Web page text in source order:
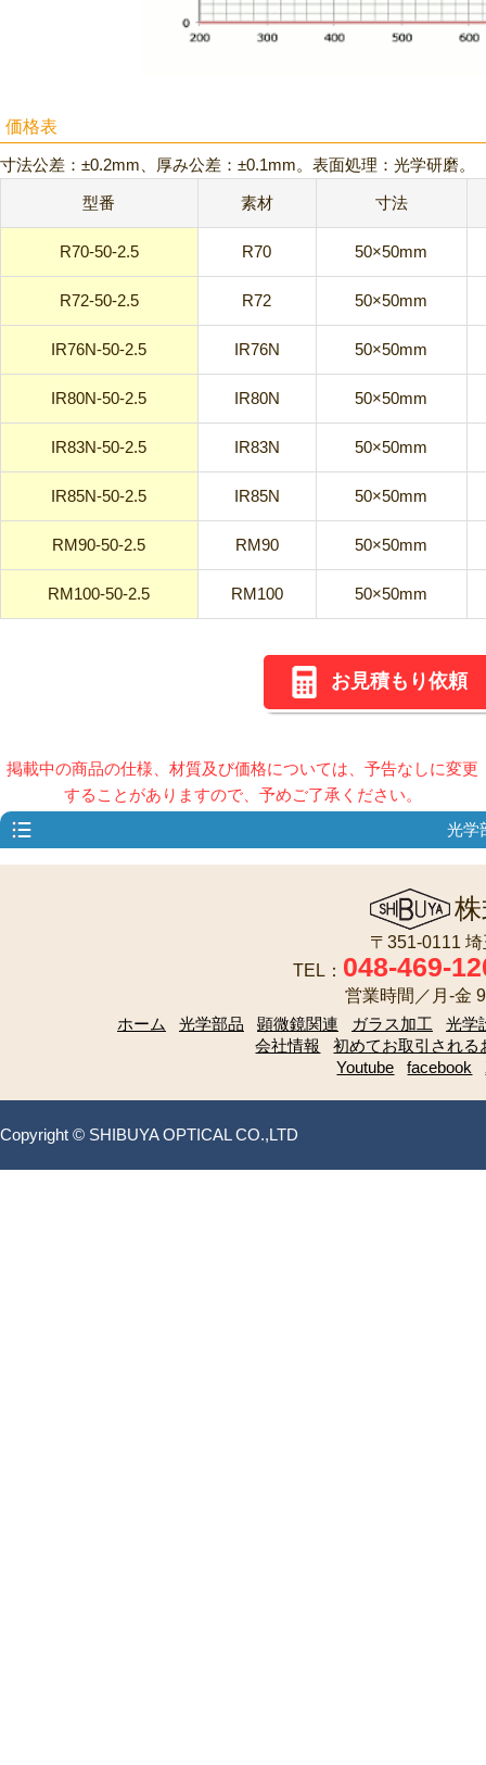
価格表
寸法公差：±0.2mm、厚み公差：±0.1mm。表面処理：光学研磨。
型番 素材 寸法
R70-50-2.5 R70 50×50mm
R72-50-2.5 R72 50×50mm
IR76N-50-2.5 IR76N 50×50mm
IR80N-50-2.5 IR80N 50×50mm
IR83N-50-2.5 IR83N 50×50mm
IR85N-50-2.5 IR85N 50×50mm
RM90-50-2.5 RM90 50×50mm
RM100-50-2.5 RM100 50×50mm
お見積もり依頼
掲載中の商品の仕様、材質及び価格については、予告なしに変更
することがありますので、予めご了承ください。
光学
〒351-0111
TEL： 048-469-
営業時間／月-金
ホーム
光学部品 顕微鏡関連 ガラス加工
光学
会社情報
初めてお取引される
Youtube
facebook
Copyright © SHIBUYA OPTICAL CO.,LTD